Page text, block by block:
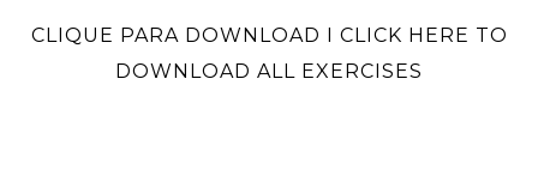
CLIQUE PARA DOWNLOAD I CLICK HERE TO
DOWNLOAD ALL EXERCISES